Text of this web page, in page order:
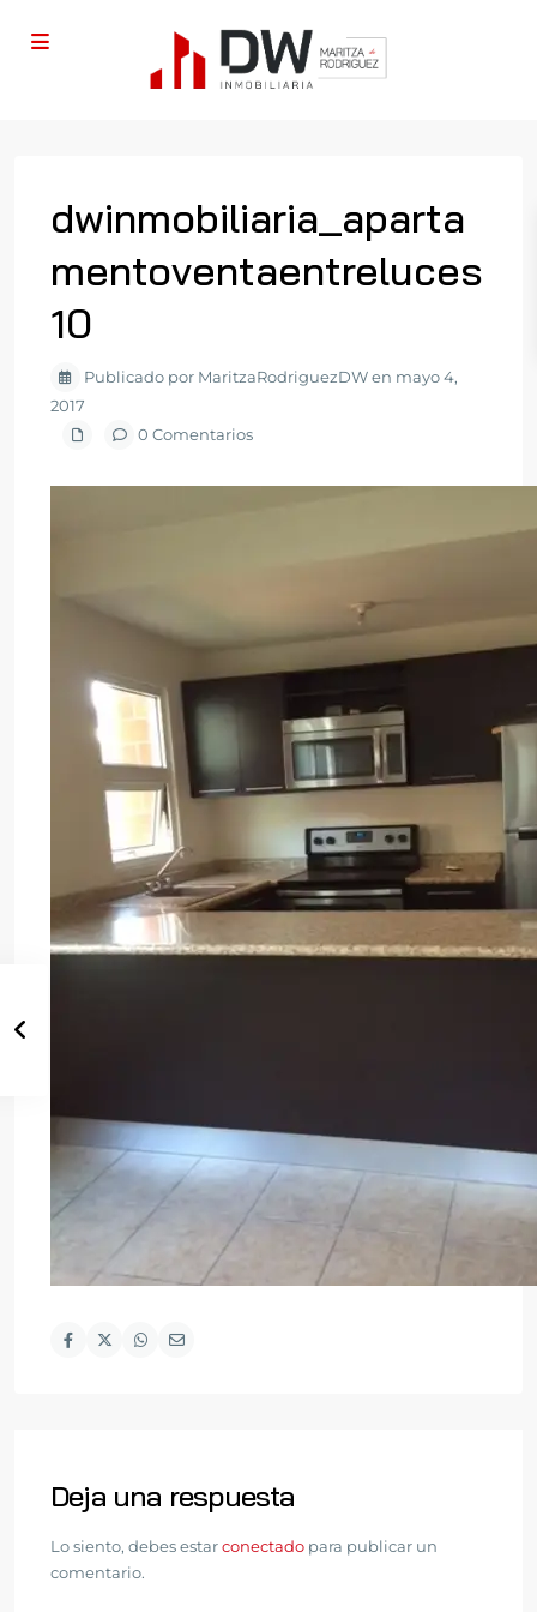
dwinmobiliaria_aparta
mentoventaentreluces
10
Publicado por MaritzaRodriguezDW en mayo 4,
2017
0 Comentarios
Deja una respuesta
Lo siento, debes estarconectado para publicar un
comentario.